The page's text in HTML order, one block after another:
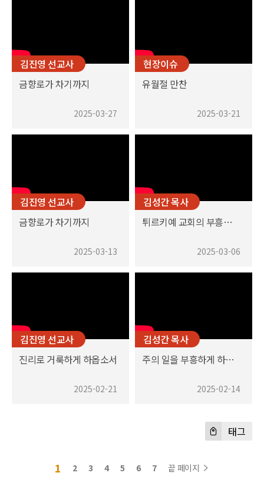
김진영 선교사
금향로가 차기까지
2025-03-27
현장이슈
유월절 만찬
2025-03-21
김진영 선교사
금향로가 차기까지
2025-03-13
김성간 목사
튀르키예 교회의 부흥을 위한 기도
2025-03-06
김진영 선교사
진리로 거룩하게 하옵소서
2025-02-21
김성간 목사
주의 일을 부흥하게 하옵소서
2025-02-14
태그
1 2 3 4 5 6 7 끝 페이지